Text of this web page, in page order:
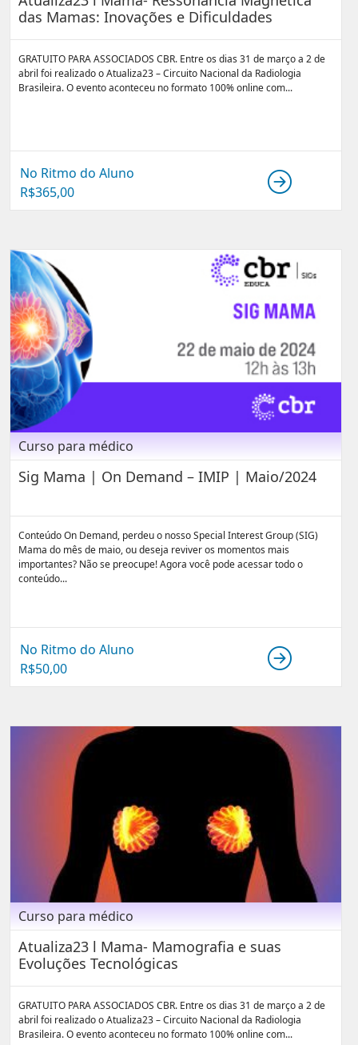
das Mamas: Inovações e Dificuldades
GRATUITO PARA ASSOCIADOS CBR. Entre os dias 31 de março a 2 de
abril foi realizado o Atualiza23 – Circuito Nacional da Radiologia
Brasileira. O evento aconteceu no formato 100% online com...
No Ritmo do Aluno
R$365,00
Curso para médico
Sig Mama | On Demand – IMIP | Maio/2024
Conteúdo On Demand, perdeu o nosso Special Interest Group (SIG)
Mama do mês de maio, ou deseja reviver os momentos mais
importantes? Não se preocupe! Agora você pode acessar todo o
conteúdo...
No Ritmo do Aluno
R$50,00
Curso para médico
Atualiza23 l Mama- Mamografia e suas
Evoluções Tecnológicas
GRATUITO PARA ASSOCIADOS CBR. Entre os dias 31 de março a 2 de
abril foi realizado o Atualiza23 – Circuito Nacional da Radiologia
Brasileira. O evento aconteceu no formato 100% online com...